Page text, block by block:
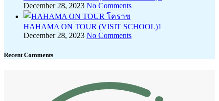
December 28, 2023 No Comments
HAHAMA ON TOUR (VISIT SCHOOL)1
December 28, 2023 No Comments
Recent Comments